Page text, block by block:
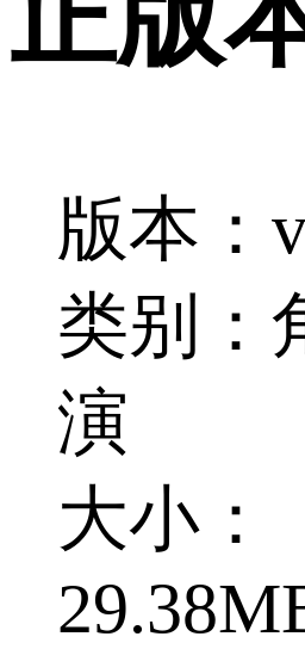
版本：
类别：
演
大小：